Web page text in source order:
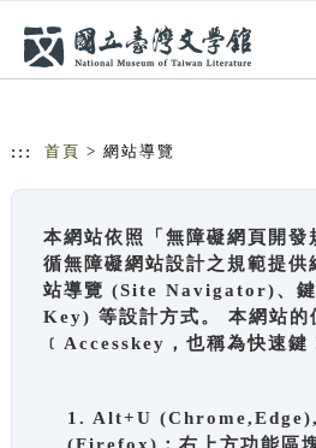
::: 首頁 > 網站導覽
本網站依照「無障礙網頁開發
循無障礙網站設計之規範提
站導覽 (Site Navigator)、鍵
Key) 等設計方式。 本網站的
﹝Accesskey，也稱為快速鍵
1. Alt+U